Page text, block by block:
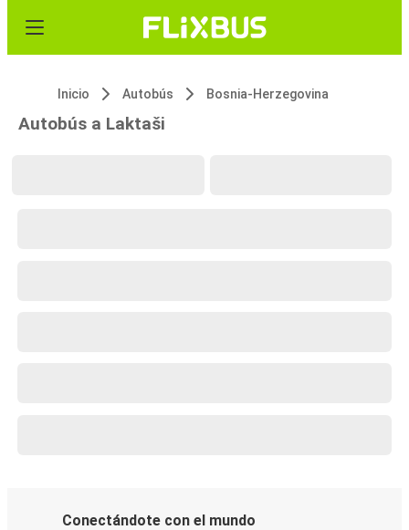
Inicio Autobús Bosnia-Herzegovina
Autobús a Laktaši
Conectándote con el mundo